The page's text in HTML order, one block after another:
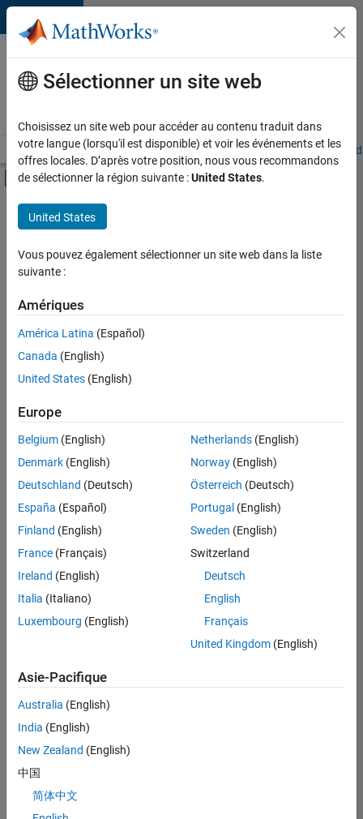
Passer au contenu
Votre
carrière
chez
Accueil Explorer nos opportunités Adresses de nos bureaux
Activer/désactiver l'affichage du menu
Contenu principal
FILTRER PAR
Technologies de l’information
Ventes commerciales
Opérations commerciales
Actuellement,
aucune
offre
d'emploi
correspondant
à vos
critères
de
recherche.
Vous
pouvez
élargir
votre
recherche
ou
afficher
l’ensemble
d'emploi.
malgré
tout
vous
trouvez
pas
d'offre
Sélectionner un site web
Choisissez un site web pour accéder au contenu traduit dans
votre langue (lorsqu'il est disponible) et voir les événements et les
offres locales. D’après votre position, nous vous recommandons
de sélectionner la région suivante :United States.
United States
Vous pouvez également sélectionner un site web dans la liste
suivante :
Amériques
América Latina (Español)
Canada (English)
United States (English)
Europe
Belgium (English)
Denmark (English)
Deutschland (Deutsch)
España (Español)
Finland (English)
France (Français)
Ireland (English)
Italia (Italiano)
Luxembourg (English)
Netherlands(English)
Norway(English)
Österreich (Deutsch)
Portugal (English)
Sweden (English)
Switzerland
Deutsch
English
Français
United Kingdom(English)
Asie-Pacifique
Australia (English)
India (English)
New Zealand (English)
中国
简体中文